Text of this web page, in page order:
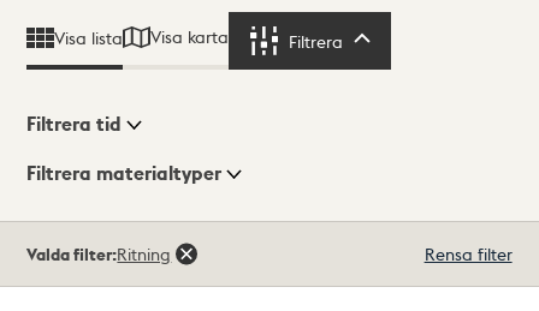
Visa lista Visa karta Filtrera
Visningsläge
Filtrera tid
Filtrera materialtyper
träffar
Valda filter:Ritning Rensa filter